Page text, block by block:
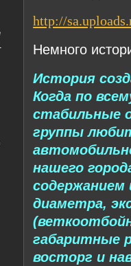
http://
Немного
История
Когда по
стабильные
группы
нашего
содержанием
диаметра,
габаритные
восторг и